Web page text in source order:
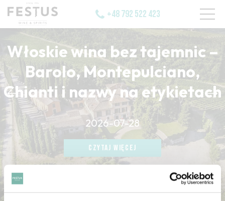
+48 792 522 423
Włoskie wina bez tajemnic –
Barolo, Montepulciano,
Chianti i nazwy na etykietach
2026-07-28
CZYTAJ WIĘCEJ
CZYTAJ WIĘCEJ
CZYTAJ WIĘCEJ